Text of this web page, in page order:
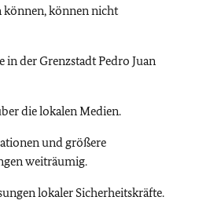
können, können nicht
in der Grenzstadt Pedro Juan
die lokalen Medien.
und größere
weiträumig.
lokaler Sicherheitskräfte.